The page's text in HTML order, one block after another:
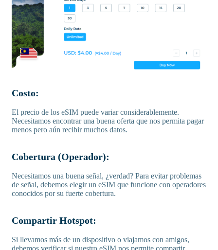
Costo:
El precio de los eSIM puede variar considerablemente.
Necesitamos encontrar una buena oferta que nos permita pagar
menos pero aún recibir muchos datos.
Cobertura (Operador):
Necesitamos una buena señal, ¿verdad? Para evitar problemas
de señal, debemos elegir un eSIM que funcione con operadores
conocidos por su fuerte cobertura.
Compartir Hotspot:
Si llevamos más de un dispositivo o viajamos con amigos,
debemos verificar si nuestro eSIM nos permite compartir